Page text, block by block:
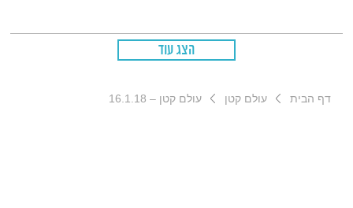
הצג עוד
דף הבית עולם קטן עולם קטן – 16.1.18